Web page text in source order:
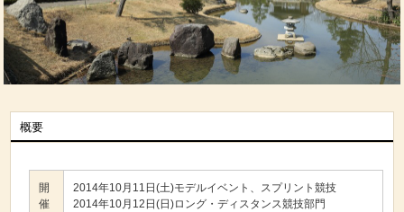
概要
開
催
2014年10月11日(土)モデルイベント、スプリント競技
2014年10月12日(日)ロング・ディスタンス競技部門